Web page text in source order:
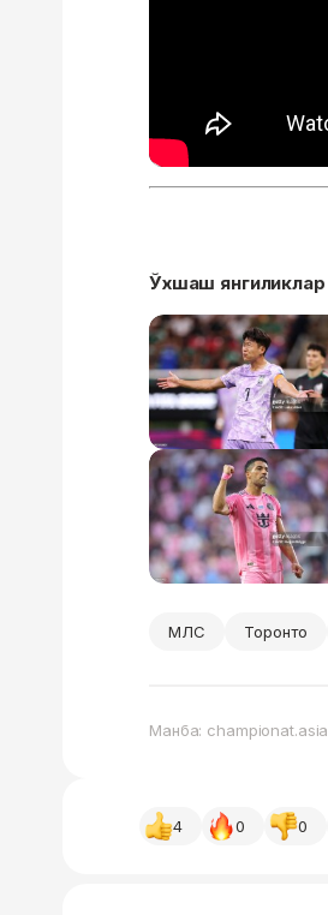
Ўхшаш янгиликлар
МЛС Торонто
Манба: championat.asia
4 0 0